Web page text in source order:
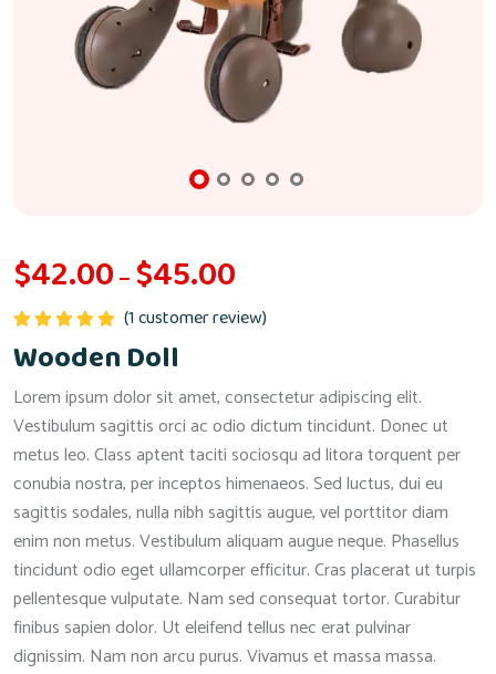
$42.00– $45.00
$42.00
out of 5
(1customer review)
Wooden Doll
Lorem ipsum dolor sit amet, consectetur adipiscing elit.
Vestibulum sagittis orci ac odio dictum tincidunt. Donec ut
metus leo. Class aptent taciti sociosqu ad litora torquent per
conubia nostra, per inceptos himenaeos. Sed luctus, dui eu
sagittis sodales, nulla nibh sagittis augue, vel porttitor diam
enim non metus. Vestibulum aliquam augue neque. Phasellus
tincidunt odio eget ullamcorper efficitur. Cras placerat ut turpis
pellentesque vulputate. Nam sed consequat tortor. Curabitur
finibus sapien dolor. Ut eleifend tellus nec erat pulvinar
dignissim. Nam non arcu purus. Vivamus et massa massa.